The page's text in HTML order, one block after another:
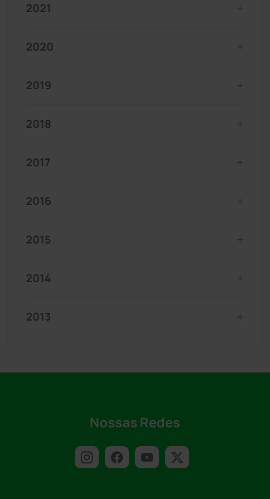
2021
2020
2019
2018
2017
2016
2015
2014
2013
Nossas Redes